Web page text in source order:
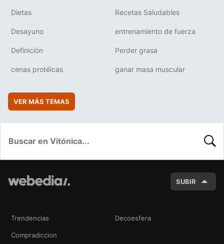
Dietas Recetas Saludables
Desayuno entrenamiento de fuerza
Definición Perder grasa
cenas protéicas ganar masa muscular
VER MÁS TEMAS
SUBIR
Trendencias Decoesfera
Compradiccion